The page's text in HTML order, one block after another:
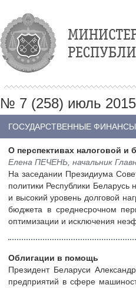
№ 7 (258) июль 2015
ГОСУДАРСТВЕННЫЕ ФИНАНСЫ
О перспективах налоговой и
Елена ПЕЧЕНЬ, начальник
На заседании Президиума
политики Республики
и высокий уровень долговой
бюджета в среднесрочном
оптимизации и исключения
Облигации в помощь
Президент Беларуси
предприятий в сфере